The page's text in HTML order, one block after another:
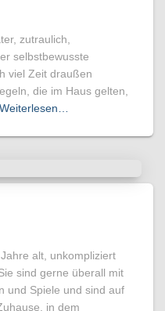
zutraulich,
selbstbewusste
viel Zeit draußen
die im Haus gelten,
Weiterlesen…
alt, unkompliziert
sind gerne überall mit
und Spiele und sind auf
in dem